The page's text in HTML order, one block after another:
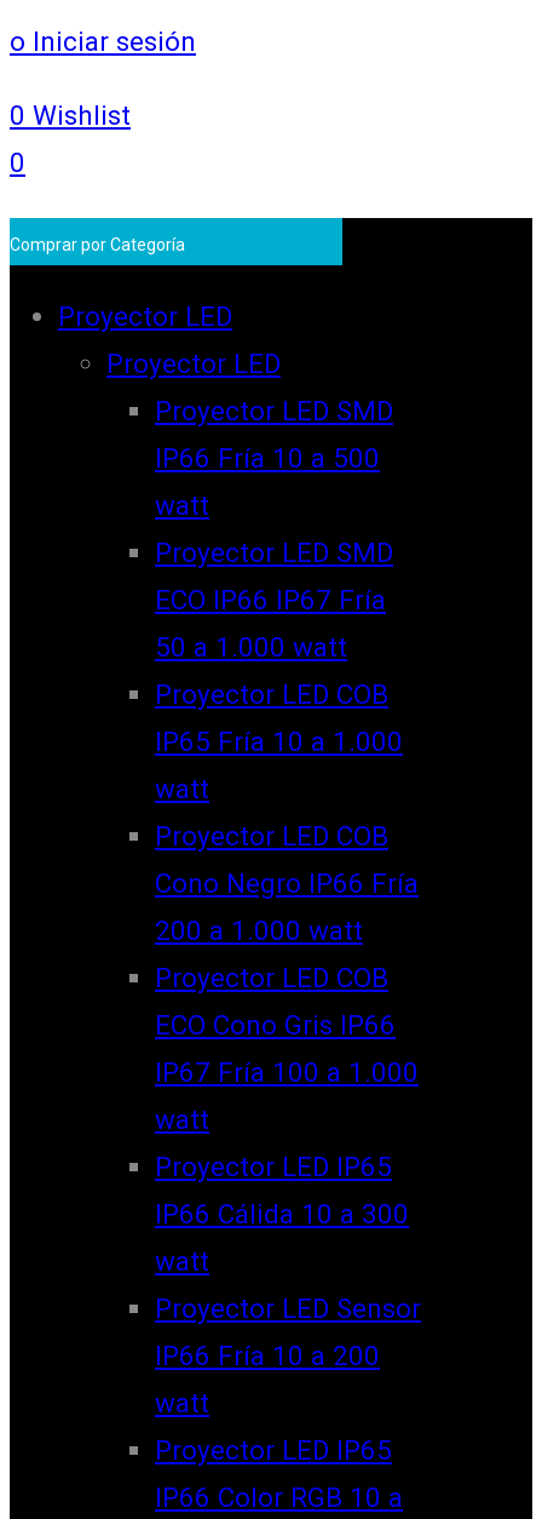
o Iniciar sesión
0 Wishlist
0
Comprar por Categoría
Proyector LED
Proyector LED
Proyector LED SMD
IP66 Fría 10 a 500
watt
Proyector LED SMD
ECO IP66 IP67 Fría
50 a 1.000 watt
Proyector LED COB
IP65 Fría 10 a 1.000
watt
Proyector LED COB
Cono Negro IP66 Fría
200 a 1.000 watt
Proyector LED COB
ECO Cono Gris IP66
IP67 Fría 100 a 1.000
watt
Proyector LED IP65
IP66 Cálida 10 a 300
watt
Proyector LED Sensor
IP66 Fría 10 a 200
watt
Proyector LED IP65
IP66 Color RGB 10 a